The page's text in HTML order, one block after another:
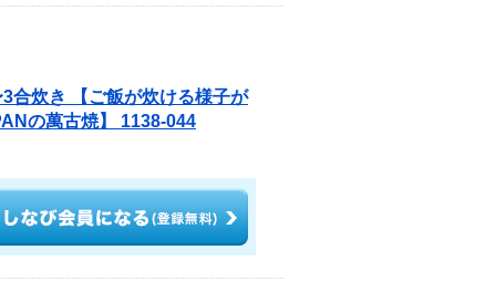
合炊き 【ご飯が炊ける様子が
の萬古焼】 1138-044